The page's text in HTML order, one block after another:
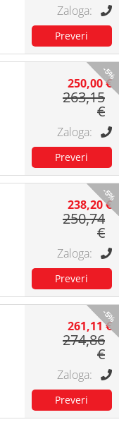
-5%
250,00 €
263,15
€
-5%
238,20 €
250,74
€
-5%
261,11 €
274,86
€